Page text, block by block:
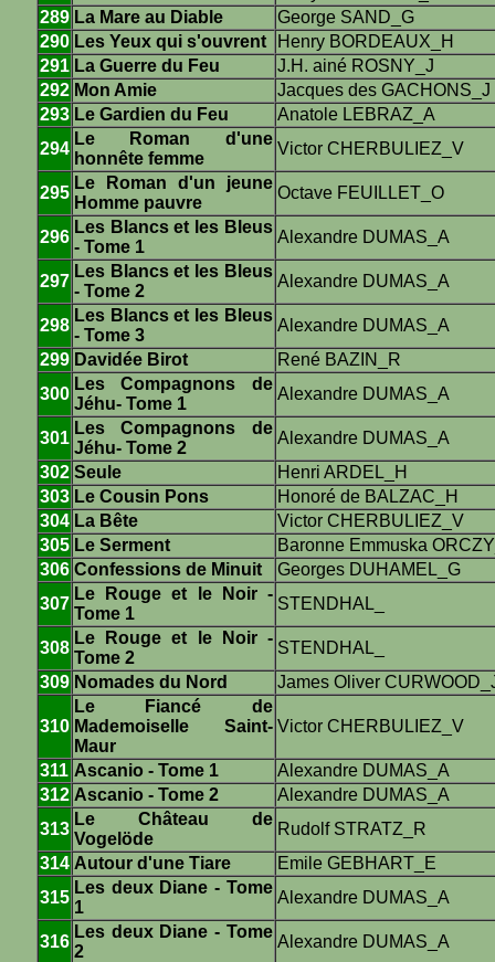
289 La Mare au Diable
George SAND_G
290 Les Yeux qui s'ouvrent
Henry BORDEAUX_H
291 La Guerre du Feu
J.H. ainé ROSNY_J
292 Mon Amie
Jacques des GACHONS_J
293 Le Gardien du Feu
Anatole LEBRAZ_A
294
Le Roman d'une
honnête femme
Victor CHERBULIEZ_V
295
Le Roman d'un jeune
Homme pauvre
Octave FEUILLET_O
296
Les Blancs et les Bleus
- Tome 1
Alexandre DUMAS_A
297
Les Blancs et les Bleus
- Tome 2
Alexandre DUMAS_A
298
Les Blancs et les Bleus
- Tome 3
Alexandre DUMAS_A
299 Davidée Birot
René BAZIN_R
300
Les Compagnons de
Jéhu- Tome 1
Alexandre DUMAS_A
301
Les Compagnons de
Jéhu- Tome 2
Alexandre DUMAS_A
302 Seule
Henri ARDEL_H
303 Le Cousin Pons
Honoré de BALZAC_H
304 La Bête
Victor CHERBULIEZ_V
305 Le Serment
Baronne Emmuska
306 Confessions de Minuit
Georges DUHAMEL_G
307
Le Rouge et le Noir -
Tome 1
STENDHAL_
308
Le Rouge et le Noir -
Tome 2
STENDHAL_
309 Nomades du Nord James Oliver
310
Le Fiancé de
Mademoiselle Saint-
Maur
Victor CHERBULIEZ_V
311 Ascanio - Tome 1
Alexandre DUMAS_A
312 Ascanio - Tome 2
Alexandre DUMAS_A
313
Le Château de
Vogelöde
Rudolf STRATZ_R
314 Autour d'une Tiare
Emile GEBHART_E
315
Les deux Diane - Tome
1
Alexandre DUMAS_A
316
Les deux Diane - Tome
2
Alexandre DUMAS_A